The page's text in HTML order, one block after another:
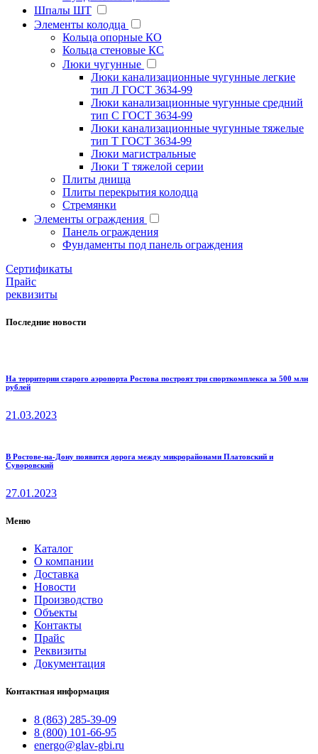
Шпалы ШТ
Элементы колодца
Кольца опорные КО
Кольца стеновые КС
Люки чугунные
Люки канализационные чугунные легкие
тип Л ГОСТ 3634-99
Люки канализационные чугунные средний
тип С ГОСТ 3634-99
Люки канализационные чугунные тяжелые
тип Т ГОСТ 3634-99
Люки магистральные
Люки Т тяжелой серии
Плиты днища
Плиты перекрытия колодца
Стремянки
Элементы ограждения
Панель ограждения
Фундаменты под панель ограждения
Cертификаты
Прайс
реквизиты
Последние новости
На территории старого аэропорта Ростова построят три спорткомплекса за 500 млн
рублей
21.03.2023
В Ростове-на-Дону появится дорога между микрорайонами Платовский и
Суворовский
27.01.2023
Меню
Каталог
О компании
Доставка
Новости
Производство
Объекты
Контакты
Прайс
Реквизиты
Документация
Контактная информация
8 (863) 285-39-09
8 (800) 101-66-95
energo@glav-gbi.ru